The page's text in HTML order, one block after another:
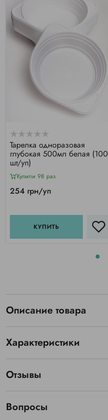
Тарелка одноразовая
глубокая 500мл белая (100
шт/уп)
Купили 98 раз
254 грн/уп
КУПИТЬ
Описание товара
Характеристики
Отзывы
Вопросы